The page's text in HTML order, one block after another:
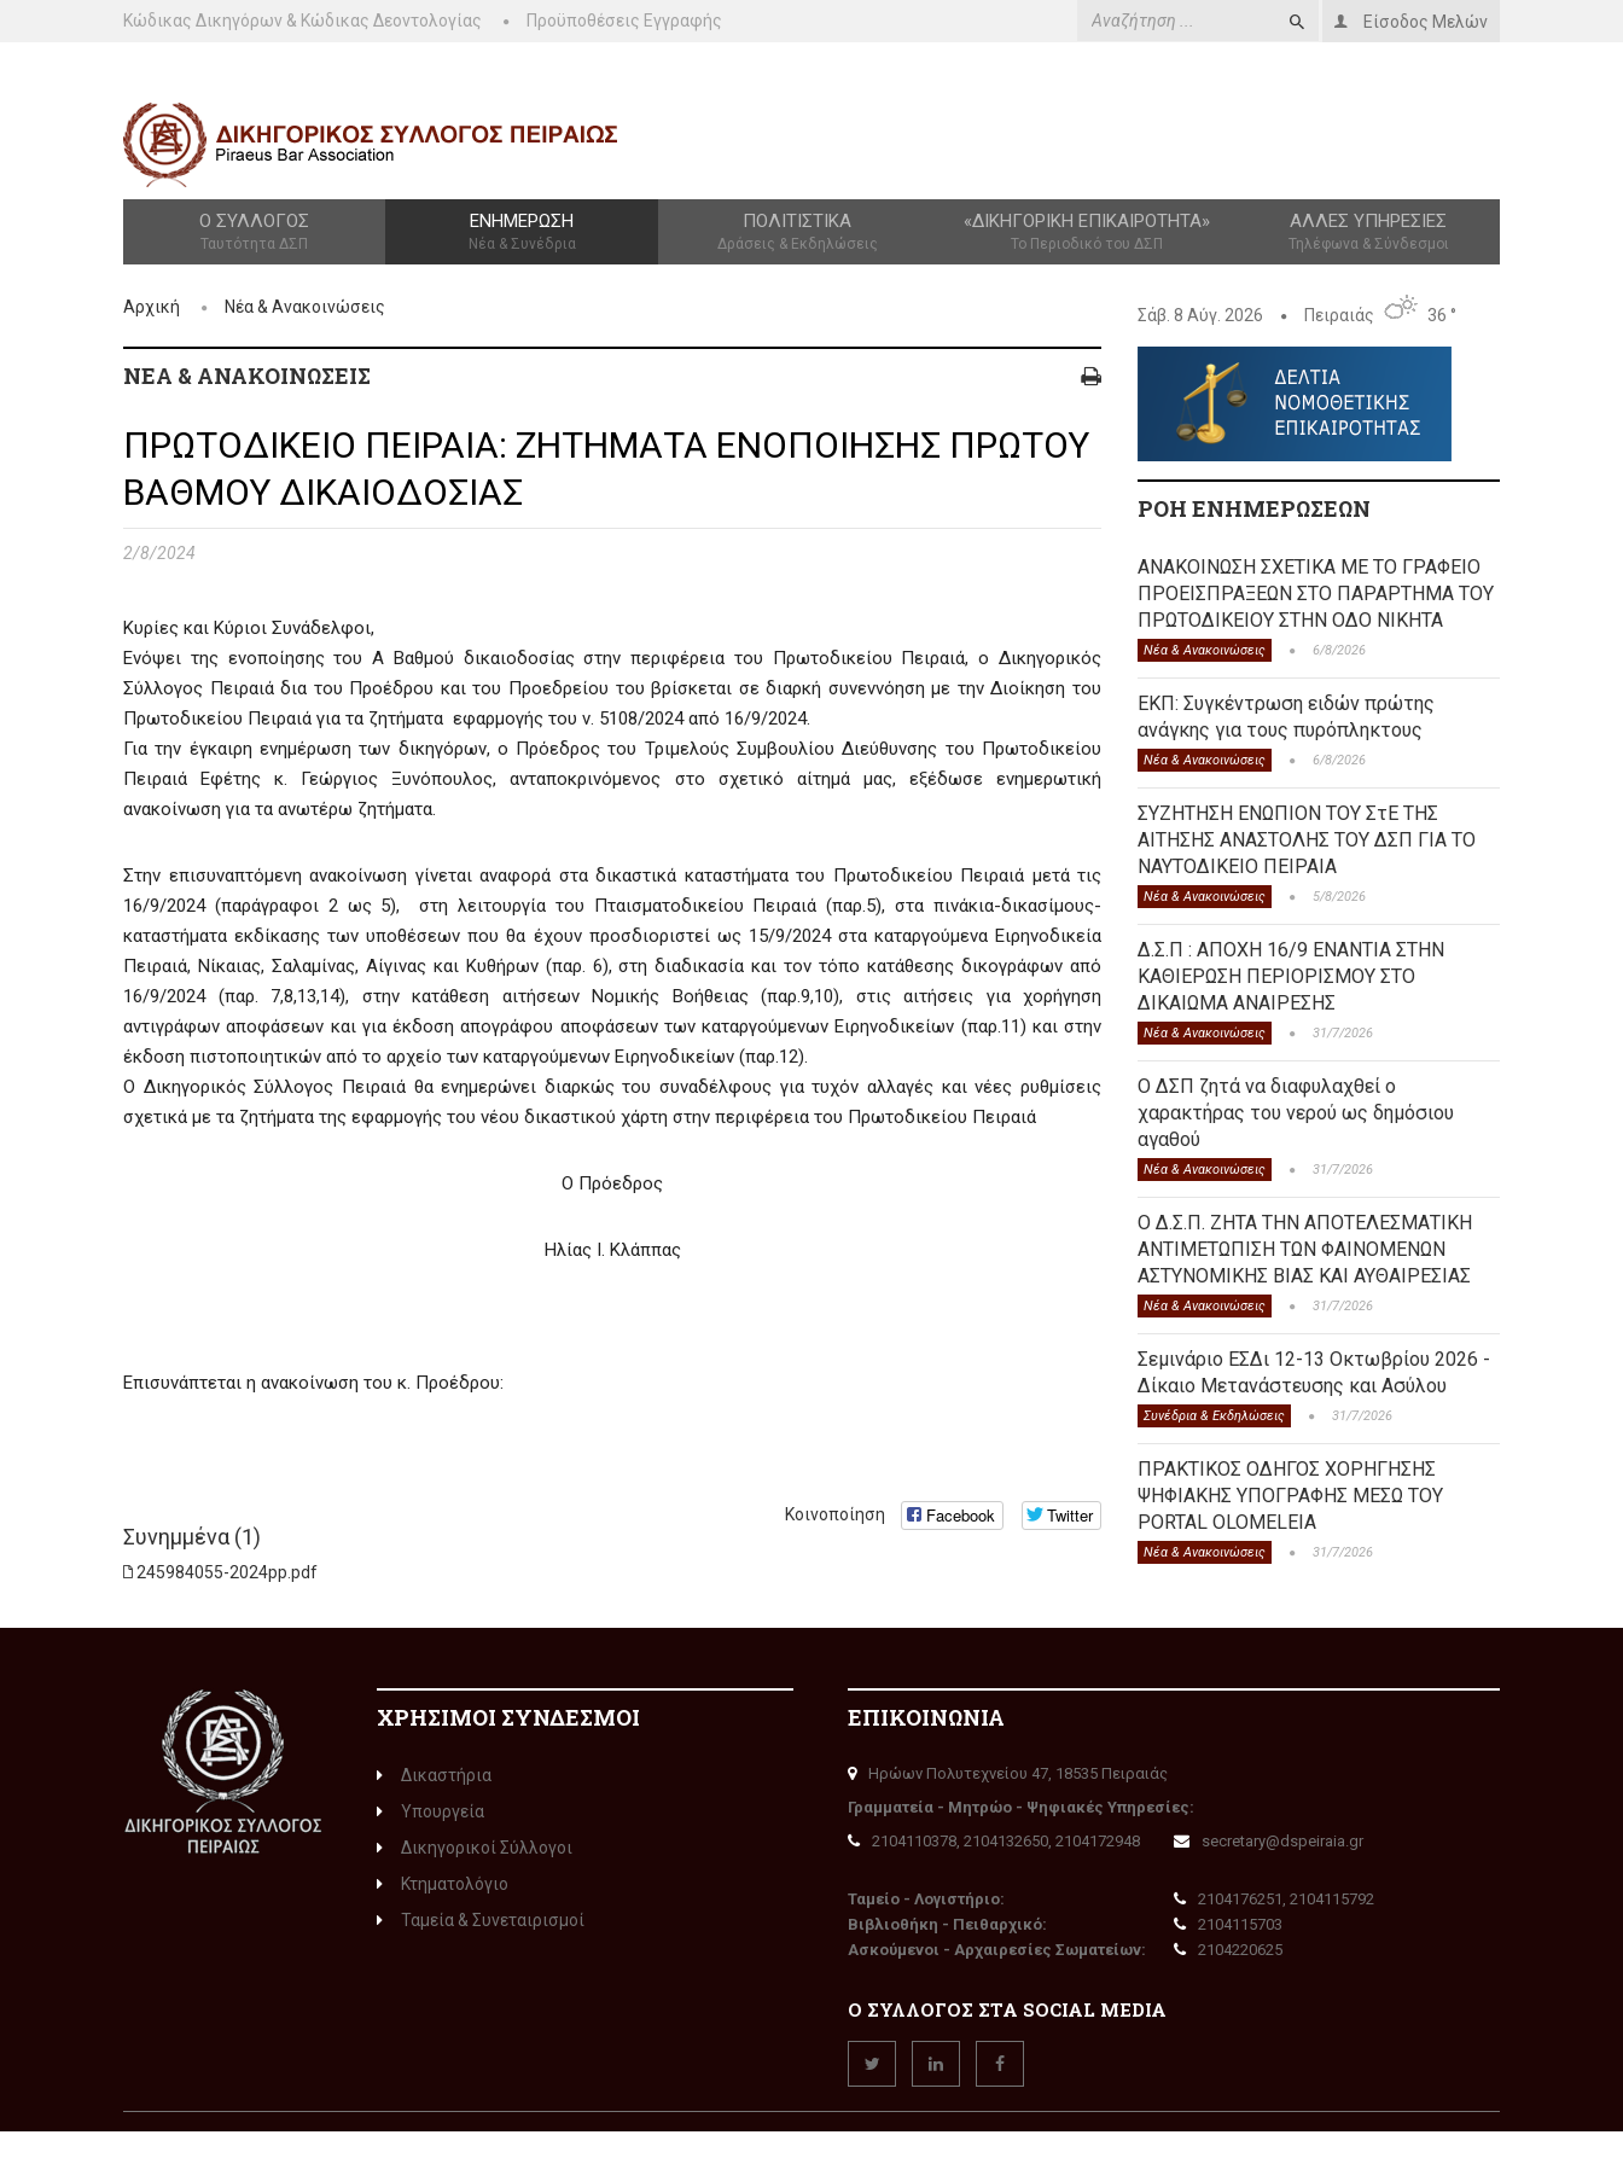
Κώδικας Δικηγόρων & Κώδικας Δεοντολογίας Προϋποθέσεις Εγγραφής Είσοδος Μελών
Ο ΣΎΛΛΟΓΟΣ
Ταυτότητα ΔΣΠ
ΕΝΗΜΈΡΩΣΗ
Νέα & Συνέδρια
ΠΟΛΙΤΙΣΤΙΚΆ
Δράσεις & Εκδηλώσεις
«ΔΙΚΗΓΟΡΙΚΉ ΕΠΙΚΑΙΡΌΤΗΤΑ»
Το Περιοδικό του ΔΣΠ
ΆΛΛΕΣ ΥΠΗΡΕΣΊΕΣ
Τηλέφωνα & Σύνδεσμοι
Αρχική Νέα & Ανακοινώσεις Σάβ. 8 Αύγ. 2026 Πειραιάς 36 °
ΝΈΑ & ΑΝΑΚΟΙΝΏΣΕΙΣ
ΠΡΩΤΟΔΙΚΕΙΟ ΠΕΙΡΑΙΑ: ΖΗΤΗΜΑΤΑ ΕΝΟΠΟΙΗΣΗΣ ΠΡΩΤΟΥ
ΒΑΘΜΟΥ ΔΙΚΑΙΟΔΟΣΙΑΣ
2/8/2024
Κυρίες και Κύριοι Συνάδελφοι,
Ενόψει της ενοποίησης του Α Βαθμού δικαιοδοσίας στην περιφέρεια του Πρωτοδικείου Πειραιά, ο Δικηγορικός
Σύλλογος Πειραιά δια του Προέδρου και του Προεδρείου του βρίσκεται σε διαρκή συνεννόηση με την Διοίκηση του
Πρωτοδικείου Πειραιά για τα ζητήματα εφαρμογής του ν. 5108/2024 από 16/9/2024.
Για την έγκαιρη ενημέρωση των δικηγόρων, ο Πρόεδρος του Τριμελούς Συμβουλίου Διεύθυνσης του Πρωτοδικείου
Πειραιά Εφέτης κ. Γεώργιος Ξυνόπουλος, ανταποκρινόμενος στο σχετικό αίτημά μας, εξέδωσε ενημερωτική
ανακοίνωση για τα ανωτέρω ζητήματα.
Στην επισυναπτόμενη ανακοίνωση γίνεται αναφορά στα δικαστικά καταστήματα του Πρωτοδικείου Πειραιά μετά τις
16/9/2024 (παράγραφοι 2 ως 5), στη λειτουργία του Πταισματοδικείου Πειραιά (παρ.5), στα πινάκια-δικασίμους-
καταστήματα εκδίκασης των υποθέσεων που θα έχουν προσδιοριστεί ως 15/9/2024 στα καταργούμενα Ειρηνοδικεία
Πειραιά, Νίκαιας, Σαλαμίνας, Αίγινας και Κυθήρων (παρ. 6), στη διαδικασία και τον τόπο κατάθεσης δικογράφων από
16/9/2024 (παρ. 7,8,13,14), στην κατάθεση αιτήσεων Νομικής Βοήθειας (παρ.9,10), στις αιτήσεις για χορήγηση
αντιγράφων αποφάσεων και για έκδοση απογράφου αποφάσεων των καταργούμενων Ειρηνοδικείων (παρ.11) και στην
έκδοση πιστοποιητικών από το αρχείο των καταργούμενων Ειρηνοδικείων (παρ.12).
Ο Δικηγορικός Σύλλογος Πειραιά θα ενημερώνει διαρκώς του συναδέλφους για τυχόν αλλαγές και νέες ρυθμίσεις
σχετικά με τα ζητήματα της εφαρμογής του νέου δικαστικού χάρτη στην περιφέρεια του Πρωτοδικείου Πειραιά
Ο Πρόεδρος
Ηλίας Ι. Κλάππας
Επισυνάπτεται η ανακοίνωση του κ. Προέδρου:
Συνημμένα (1)
245984055-2024pp.pdf
Κοινοποίηση Facebook Twitter
ΡΟΗ ΕΝΗΜΕΡΩΣΕΩΝ
ΑΝΑΚΟΙΝΩΣΗ ΣΧΕΤΙΚΑ ΜΕ ΤΟ ΓΡΑΦΕΙΟ
ΠΡΟΕΙΣΠΡΑΞΕΩΝ ΣΤΟ ΠΑΡΑΡΤΗΜΑ ΤΟΥ
ΠΡΩΤΟΔΙΚΕΙΟΥ ΣΤΗΝ ΟΔΟ ΝΙΚΗΤΑ
Νέα & Ανακοινώσεις 6/8/2026
ΕΚΠ: Συγκέντρωση ειδών πρώτης
ανάγκης για τους πυρόπληκτους
Νέα & Ανακοινώσεις 6/8/2026
ΣΥΖΗΤΗΣΗ ΕΝΩΠΙΟΝ ΤΟΥ ΣτΕ ΤΗΣ
ΑΙΤΗΣΗΣ ΑΝΑΣΤΟΛΗΣ ΤΟΥ ΔΣΠ ΓΙΑ ΤΟ
ΝΑΥΤΟΔΙΚΕΙΟ ΠΕΙΡΑΙΑ
Νέα & Ανακοινώσεις 5/8/2026
Δ.Σ.Π : ΑΠΟΧΗ 16/9 ΕΝΑΝΤΙΑ ΣΤΗΝ
ΚΑΘΙΕΡΩΣΗ ΠΕΡΙΟΡΙΣΜΟΥ ΣΤΟ
ΔΙΚΑΙΩΜΑ ΑΝΑΙΡΕΣΗΣ
Νέα & Ανακοινώσεις 31/7/2026
Ο ΔΣΠ ζητά να διαφυλαχθεί ο
χαρακτήρας του νερού ως δημόσιου
αγαθού
Νέα & Ανακοινώσεις 31/7/2026
Ο Δ.Σ.Π. ΖΗΤΑ ΤΗΝ ΑΠΟΤΕΛΕΣΜΑΤΙΚΗ
ΑΝΤΙΜΕΤΩΠΙΣΗ ΤΩΝ ΦΑΙΝΟΜΕΝΩΝ
ΑΣΤΥΝΟΜΙΚΗΣ ΒΙΑΣ ΚΑΙ ΑΥΘΑΙΡΕΣΙΑΣ
Νέα & Ανακοινώσεις 31/7/2026
Σεμινάριο ΕΣΔι 12-13 Οκτωβρίου 2026 -
Δίκαιο Μετανάστευσης και Ασύλου
Συνέδρια & Εκδηλώσεις 31/7/2026
ΠΡΑΚΤΙΚΟΣ ΟΔΗΓΟΣ ΧΟΡΗΓΗΣΗΣ
ΨΗΦΙΑΚΗΣ ΥΠΟΓΡΑΦΗΣ ΜΕΣΩ ΤΟΥ
PORTAL OLOMELEIA
Νέα & Ανακοινώσεις 31/7/2026
ΧΡΗΣΙΜΟΙ ΣΥΝΔΕΣΜΟΙ
Δικαστήρια
Υπουργεία
Δικηγορικοί Σύλλογοι
Κτηματολόγιο
Ταμεία & Συνεταιρισμοί
ΕΠΙΚΟΙΝΩΝΙΑ
Ηρώων Πολυτεχνείου 47, 18535 Πειραιάς
Γραμματεία - Μητρώο - Ψηφιακές Υπηρεσίες:
2104110378, 2104132650, 2104172948
secretary@dspeiraia.gr
Ταμείο - Λογιστήριο:
2104176251, 2104115792
Βιβλιοθήκη - Πειθαρχικό:
2104115703
Ασκούμενοι - Αρχαιρεσίες Σωματείων:
2104220625
Ο ΣΥΛΛΟΓΟΣ ΣΤΑ SOCIAL MEDIA